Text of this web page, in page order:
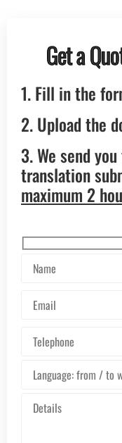
Get a
1. Fill in the
2. Upload the
3. We send
translation
maximum 2